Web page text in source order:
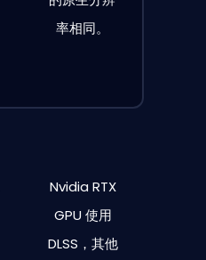
率相同。
Nvidia RTX
GPU 使用
DLSS，其他